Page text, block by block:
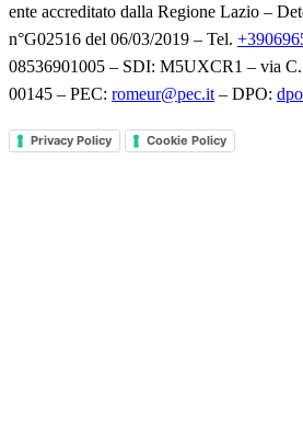
ente accreditato dalla Regione Lazio –
n°G02516 del 06/03/2019 – Tel.
08536901005 – SDI: M5UXCR1 – via
00145 – PEC: romeur@pec.it – DPO:
Privacy Policy Cookie Policy